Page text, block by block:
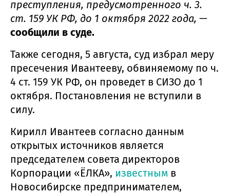
преступления, предусмотренного ч. 3.
ст. 159 УК РФ, до 1 октября 2022 года, —
сообщили в суде.
Также сегодня, 5 августа, суд избрал меру
пресечения Ивантееву, обвиняемому по ч.
4 ст. 159 УК РФ, он проведет в СИЗО до 1
октября. Постановления не вступили в
силу.
Кирилл Ивантеев согласно данным
открытых источников является
председателем совета директоров
Корпорации «ЁЛКА», известным в
Новосибирске предпринимателем,